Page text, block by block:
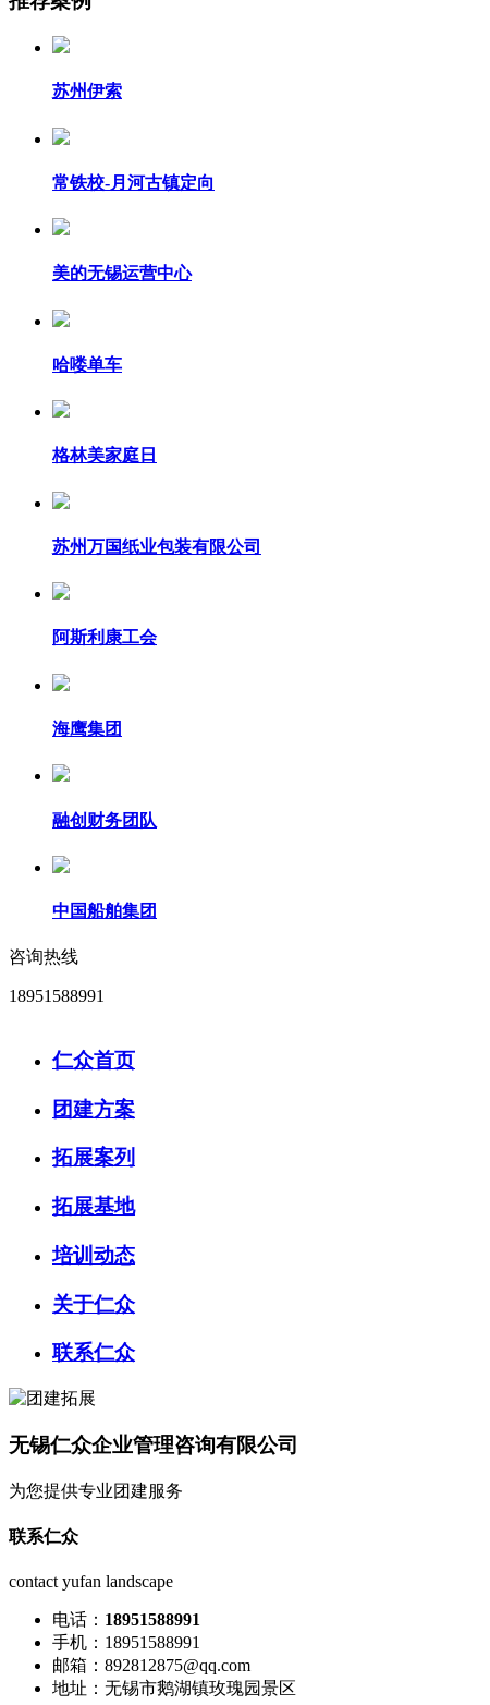
苏州伊索
常铁校-月河古镇定向
美的无锡运营中心
哈喽单车
格林美家庭日
苏州万国纸业包装有限公司
阿斯利康工会
海鹰集团
融创财务团队
中国船舶集团
咨询热线
18951588991
仁众首页
团建方案
拓展案列
拓展基地
培训动态
关于仁众
联系仁众
无锡仁众企业管理咨询有限公司
为您提供专业团建服务
联系仁众
contact yufan landscape
电话： 18951588991
手机：18951588991
邮箱：892812875@qq.com
地址：无锡市鹅湖镇玫瑰园景区